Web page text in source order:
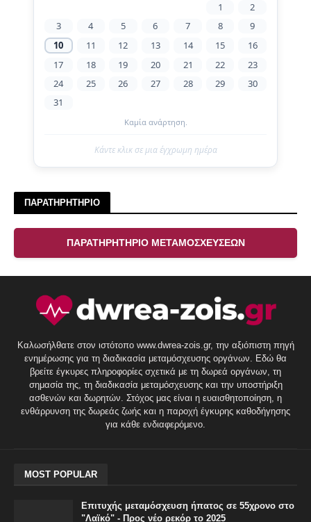
1
2
3
4 5 6 7 8
9
10
11 12 13 14 15
16
17
18 19 20 21 22
23
24
25 26 27 28 29
30
31
Καμία ανάρτηση.
Κάντε κλικ σε μια έγχρωμη ημέρα
ΠΑΡΑΤΗΡΗΤΗΡΙΟ
ΠΑΡΑΤΗΡΗΤΗΡΙΟ ΜΕΤΑΜΟΣΧΕΥΣΕΩΝ
Καλωσήλθατε στον ιστότοπο www.dwrea-zois.gr, την αξιόπιστη πηγή
ενημέρωσης για τη διαδικασία μεταμόσχευσης οργάνων. Εδώ θα
βρείτε έγκυρες πληροφορίες σχετικά με τη δωρεά οργάνων, τη
σημασία της, τη διαδικασία μεταμόσχευσης και την υποστήριξη
ασθενών και δωρητών. Στόχος μας είναι η ευαισθητοποίηση, η
ενθάρρυνση της δωρεάς ζωής και η παροχή έγκυρης καθοδήγησης
για κάθε ενδιαφερόμενο.
MOST POPULAR
Επιτυχής μεταμόσχευση ήπατος σε 55χρονο στο
"Λαϊκό" - Προς νέο ρεκόρ το 2025